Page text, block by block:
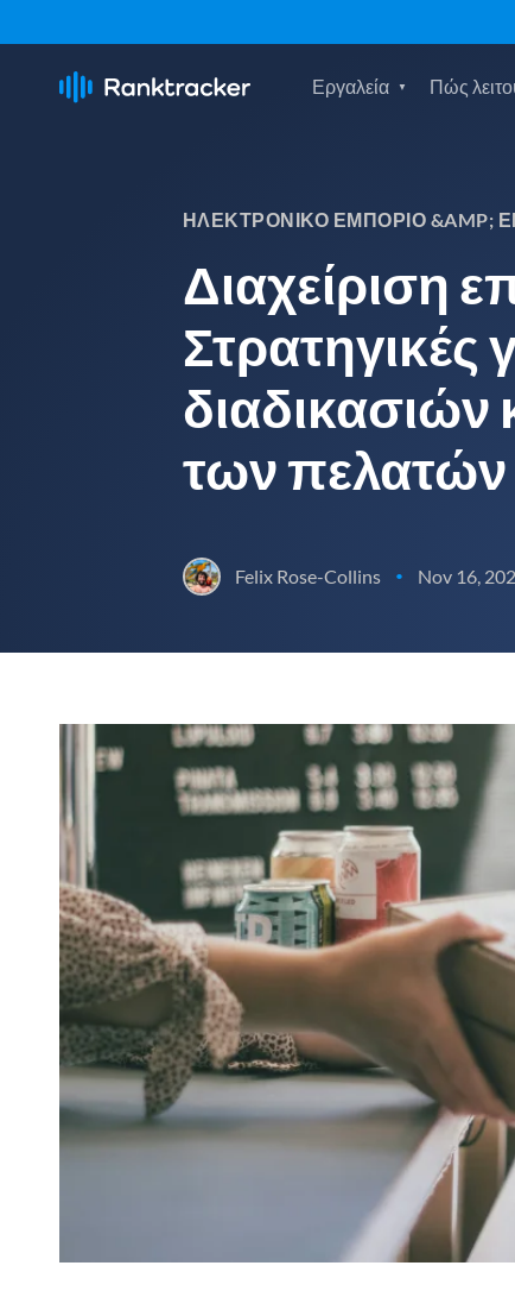
Εργαλεία Πώς
ΗΛΕΚΤΡΟΝΙΚΌ ΕΜΠΌΡΙΟ &AMP;
Διαχείριση
Στρατηγικές
διαδικασιών
των πελατών
Felix Rose-Collins • Nov 16,